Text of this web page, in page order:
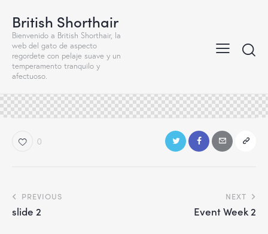
British Shorthair
Bienvenido a British Shorthair, la
web del gato de aspecto
regordete con pelaje suave y un
temperamento tranquilo y
afectuoso.
0
Navegación
de
PREVIOUS
slide 2
NEXT
Event Week 2